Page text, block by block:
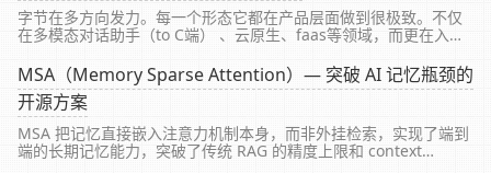
字节在多方向发力。每一个形态它都在产品层面做到很极致。不仅
在多模态对话助手（to C端） 、云原生、faas等领域，而更在入口
说是个期货，暂时先不关注了，但为什么Tr...
MSA（Memory Sparse Attention）— 突破 AI 记忆瓶颈的
开源方案
MSA 把记忆直接嵌入注意力机制本身，而非外挂检索，实现了端到
端的长期记忆能力，突破了传统 RAG 的精度上限和 context